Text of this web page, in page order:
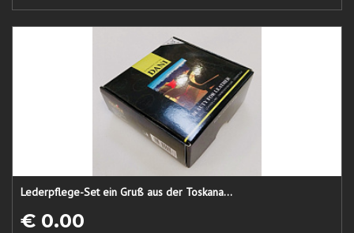
Lederpflege-Set ein Gruß aus der Toskana...
€ 0.00